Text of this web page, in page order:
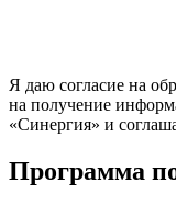
Я даю согласие на
на получение
«Синергия» и
Программа